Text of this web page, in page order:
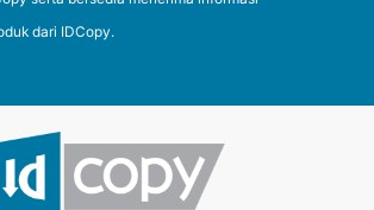
dari IDCopy.